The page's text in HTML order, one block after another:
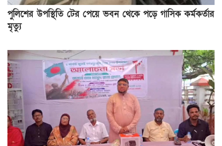
পুলিশের উপস্থিতি টের পেয়ে ভবন থেকে পড়ে গাসিক কর্মকর্তার
মৃত্যু